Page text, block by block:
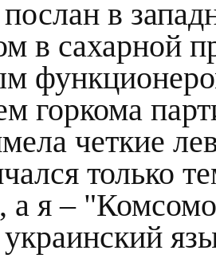
в
в сахарной
горкома
четкие
только
а я –